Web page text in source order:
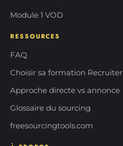
Module 1 VOD
RESSOURCES
FAQ
Choisir sa formation Recruiter
Approche directe vs annonce
Glossaire du sourcing
freesourcingtools.com